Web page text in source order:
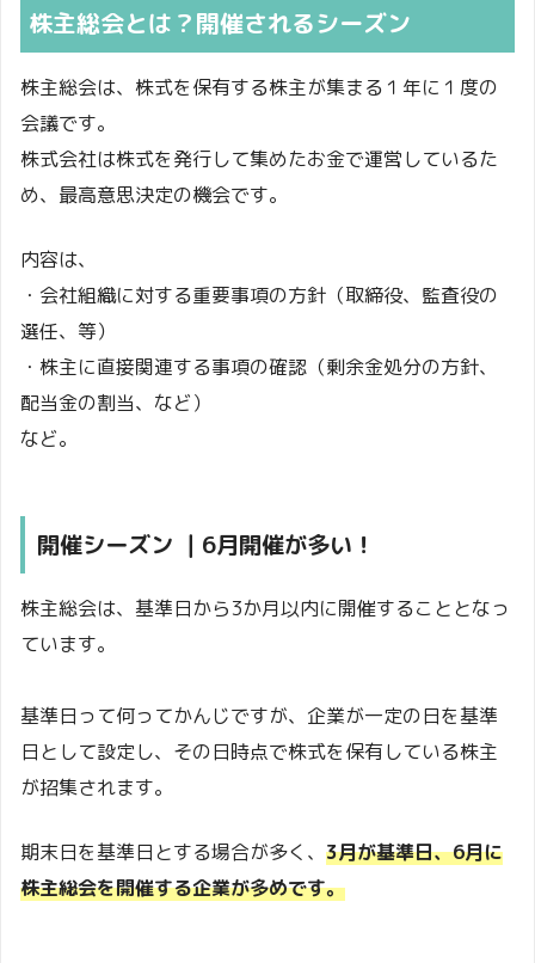
株主総会とは？開催されるシーズン
株主総会は、株式を保有する株主が集まる１年に１度の
会議です。
株式会社は株式を発行して集めたお金で運営しているた
め、最高意思決定の機会です。
内容は、
・会社組織に対する重要事項の方針（取締役、監査役の
選任、等）
・株主に直接関連する事項の確認（剰余金処分の方針、
配当金の割当、など）
など。
開催シーズン ｜6月開催が多い！
株主総会は、基準日から3か月以内に開催することとなっ
ています。
基準日って何ってかんじですが、企業が一定の日を基準
日として設定し、その日時点で株式を保有している株主
が招集されます。
期末日を基準日とする場合が多く、 3月が基準日、6月に
株主総会を開催する企業が多めです。